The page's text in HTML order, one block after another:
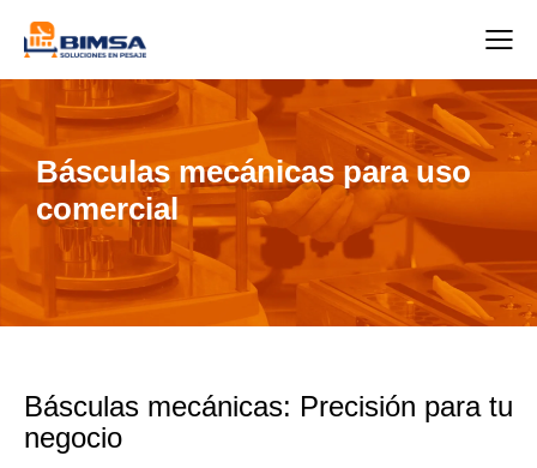
Básculas mecánicas para uso
comercial
Básculas mecánicas: Precisión para tu
negocio